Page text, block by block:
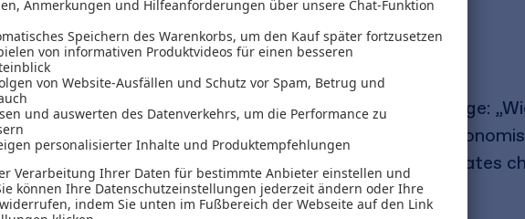
ist möglich!
politischer Rechtsruck ― große gesellschaftliche
gilt. Leider scheitern Reformen zumeist an der Frage:
Irrtümer zur Funktionsweise des Geldsystems und
dass wir den politischen Handlungsspielraum des Staates
Gemeinwohls.